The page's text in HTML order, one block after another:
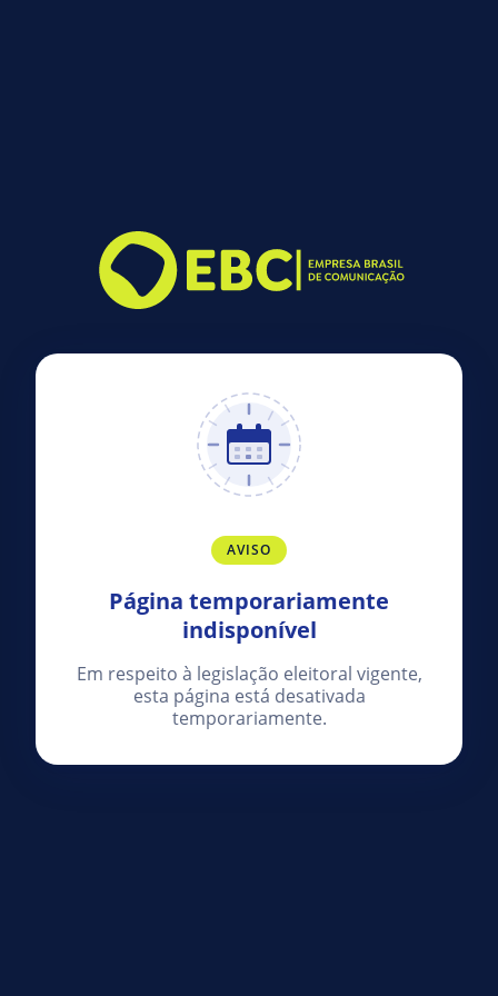
AVISO
Página temporariamente
indisponível
Em respeito à legislação eleitoral vigente,
esta página está desativada
temporariamente.